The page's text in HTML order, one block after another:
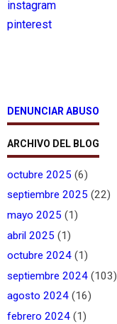
instagram
pinterest
DENUNCIAR ABUSO
ARCHIVO DEL BLOG
octubre 2025 (6)
septiembre 2025 (22)
mayo 2025 (1)
abril 2025 (1)
octubre 2024 (1)
septiembre 2024 (103)
agosto 2024 (16)
febrero 2024 (1)